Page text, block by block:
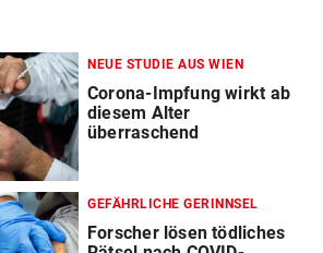
NEUE STUDIE AUS WIEN
Corona-Impfung wirkt ab
diesem Alter
überraschend
GEFÄHRLICHE GERINNSEL
Forscher lösen tödliches